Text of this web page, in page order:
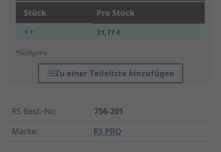
Stück Pro Stück
1 + 31,77 €
*Richtpreis
Zu einer Teileliste hinzufügen
RS Best.-Nr.:
756-201
Marke: RS PRO